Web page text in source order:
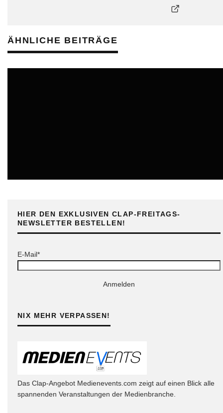
ÄHNLICHE BEITRÄGE
HIER DEN EXKLUSIVEN CLAP-FREITAGS-
NEWSLETTER BESTELLEN!
E-Mail*
Anmelden
NIX MEHR VERPASSEN!
Das Clap-Angebot Medienevents.com zeigt auf einen Blick alle
spannenden Veranstaltungen der Medienbranche.